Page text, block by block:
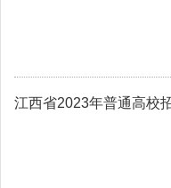
江西省2023年普通高校